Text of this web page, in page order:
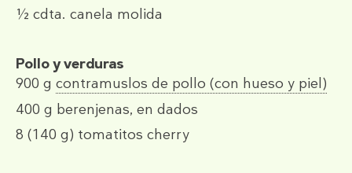
½ cdta. canela molida
Pollo y verduras
900 g contramuslos de pollo (con hueso y piel)
400 g berenjenas, en dados
8 (140 g) tomatitos cherry